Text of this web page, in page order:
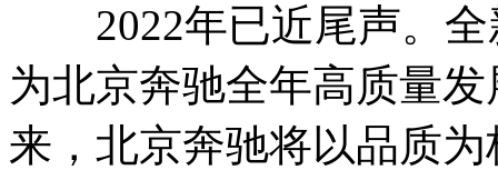
2022年已近尾声。全
为北京奔驰全年高质量
来，北京奔驰将以品质